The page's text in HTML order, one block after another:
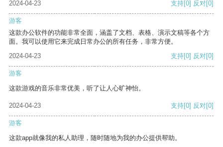
2024-04-23 支持[0] 反对[0]
游客
这款办公软件的功能非常全面，涵盖了文档、表格、演示文稿等各个方
面。我可以使用它来完成日常办公的所有任务，非常方便。
2024-04-23
支持[0] 反对[0]
游客
这款游戏的音乐非常优美，听了让人心旷神怡。
2024-04-23 支持[0] 反对[0]
游客
这款app就像我的私人助理，随时随地为我的办公提供帮助。